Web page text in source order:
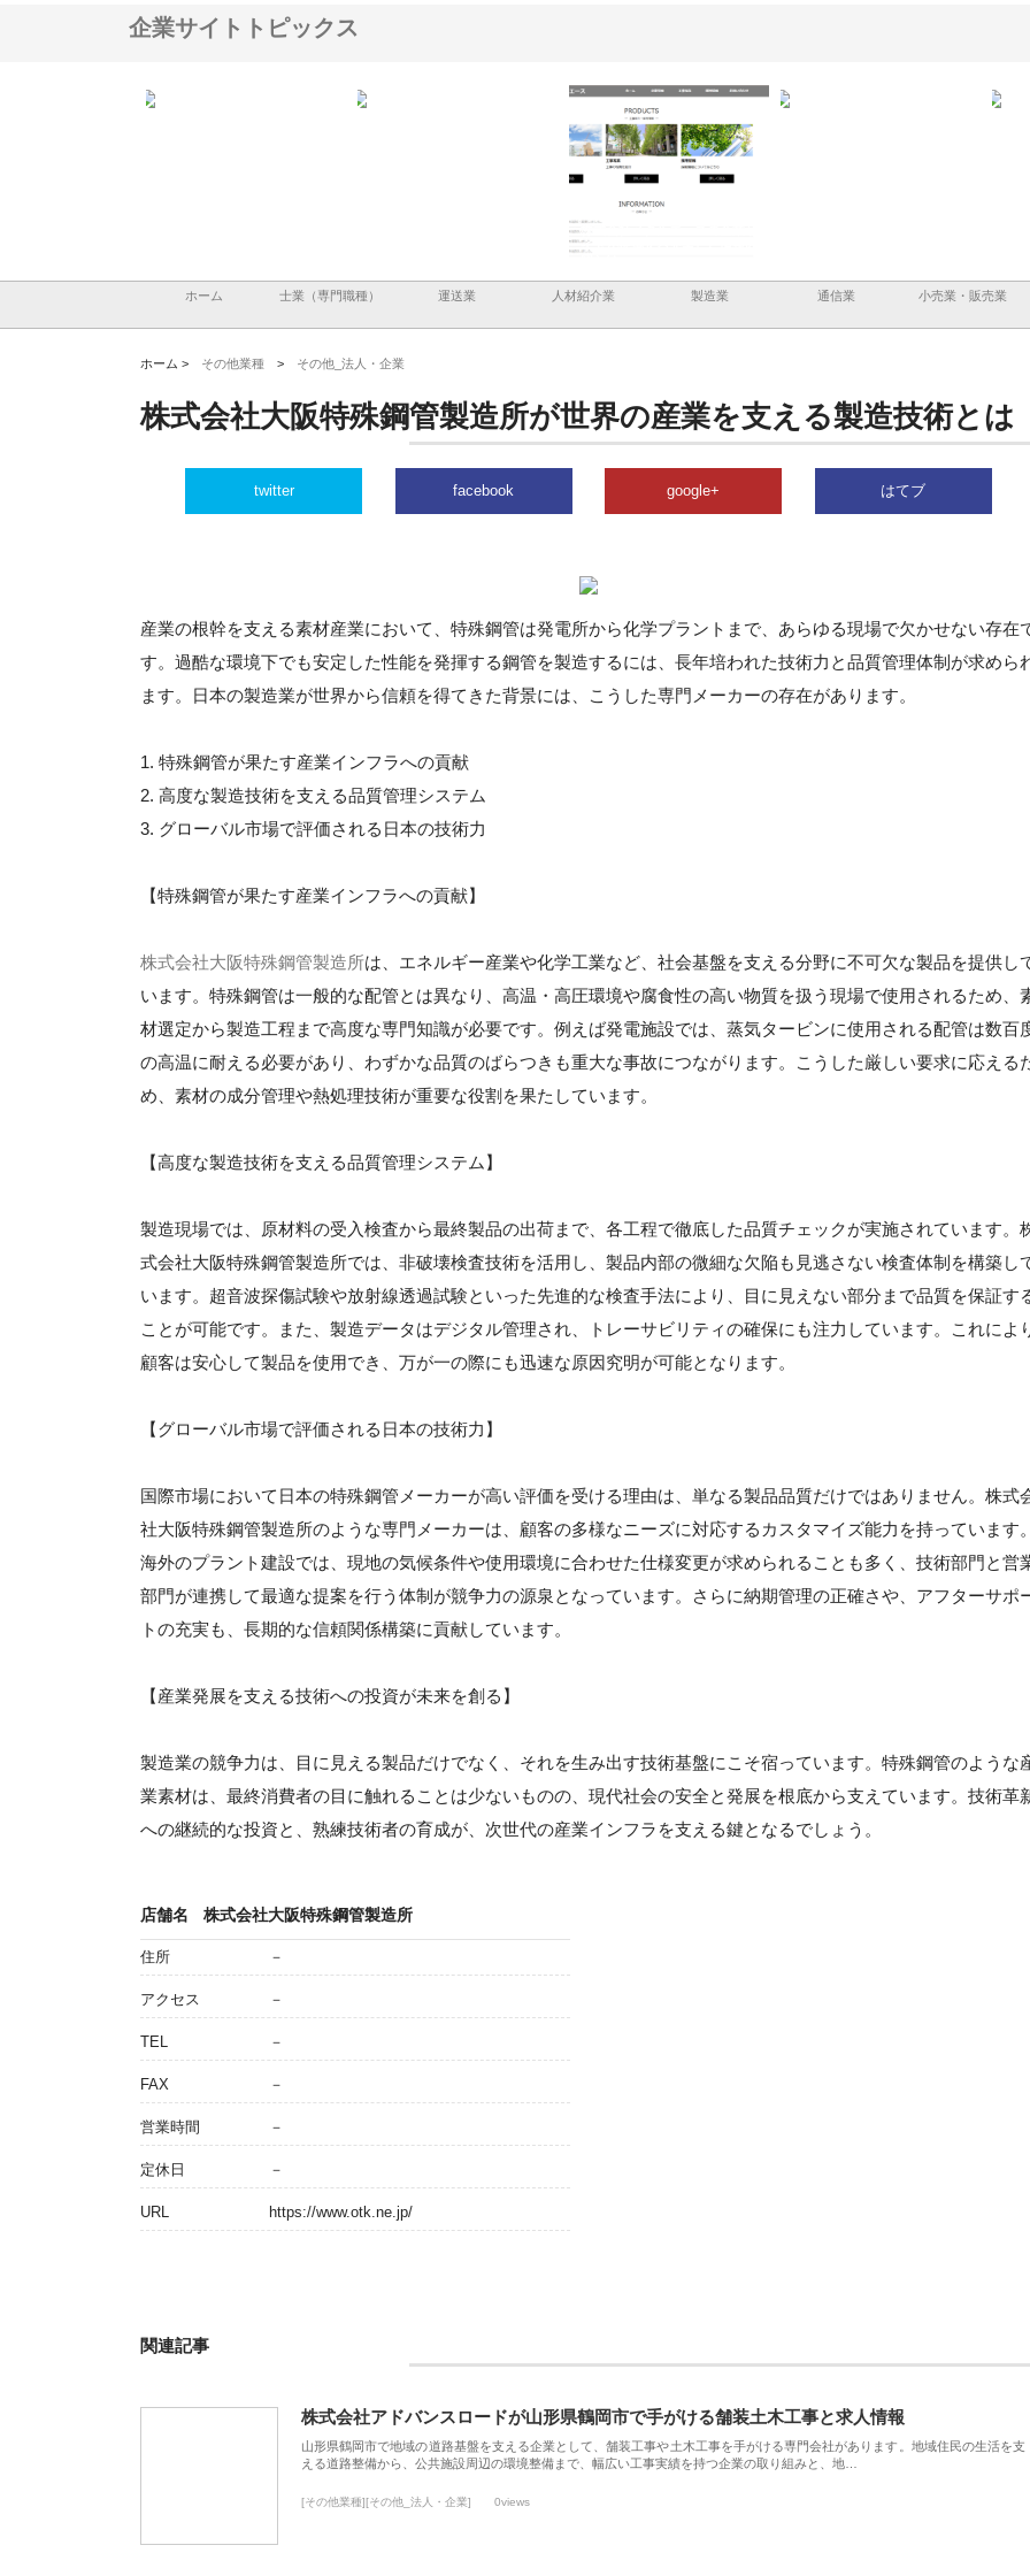
企業サイトトピックス
イトが提供する充実した情報内
ホーム 士業（専門職種） 運送業 人材紹介業 製造業 通信業 小売業・販売業
ホーム > その他業種 > その他_法人・企業
株式会社大阪特殊鋼管製造所が世界の産業を支える製造技術とは
twitter facebook google+ はてブ
産業の根幹を支える素材産業において、特殊鋼管は発電所から化学プラントまで、あらゆる現場で欠かせない存在
す。過酷な環境下でも安定した性能を発揮する鋼管を製造するには、長年培われた技術力と品質管理体制が求めら
ます。日本の製造業が世界から信頼を得てきた背景には、こうした専門メーカーの存在があります。
1. 特殊鋼管が果たす産業インフラへの貢献
2. 高度な製造技術を支える品質管理システム
3. グローバル市場で評価される日本の技術力
【特殊鋼管が果たす産業インフラへの貢献】
株式会社大阪特殊鋼管製造所は、エネルギー産業や化学工業など、社会基盤を支える分野に不可欠な製品を提供し
います。特殊鋼管は一般的な配管とは異なり、高温・高圧環境や腐食性の高い物質を扱う現場で使用されるため、
材選定から製造工程まで高度な専門知識が必要です。例えば発電施設では、蒸気タービンに使用される配管は数百
の高温に耐える必要があり、わずかな品質のばらつきも重大な事故につながります。こうした厳しい要求に応える
め、素材の成分管理や熱処理技術が重要な役割を果たしています。
【高度な製造技術を支える品質管理システム】
製造現場では、原材料の受入検査から最終製品の出荷まで、各工程で徹底した品質チェックが実施されています。
式会社大阪特殊鋼管製造所では、非破壊検査技術を活用し、製品内部の微細な欠陥も見逃さない検査体制を構築し
います。超音波探傷試験や放射線透過試験といった先進的な検査手法により、目に見えない部分まで品質を保証す
ことが可能です。また、製造データはデジタル管理され、トレーサビリティの確保にも注力しています。これによ
顧客は安心して製品を使用でき、万が一の際にも迅速な原因究明が可能となります。
【グローバル市場で評価される日本の技術力】
国際市場において日本の特殊鋼管メーカーが高い評価を受ける理由は、単なる製品品質だけではありません。株式
社大阪特殊鋼管製造所のような専門メーカーは、顧客の多様なニーズに対応するカスタマイズ能力を持っています。
海外のプラント建設では、現地の気候条件や使用環境に合わせた仕様変更が求められることも多く、技術部門と営
部門が連携して最適な提案を行う体制が競争力の源泉となっています。さらに納期管理の正確さや、アフターサポ
トの充実も、長期的な信頼関係構築に貢献しています。
【産業発展を支える技術への投資が未来を創る】
製造業の競争力は、目に見える製品だけでなく、それを生み出す技術基盤にこそ宿っています。特殊鋼管のような
業素材は、最終消費者の目に触れることは少ないものの、現代社会の安全と発展を根底から支えています。技術革
への継続的な投資と、熟練技術者の育成が、次世代の産業インフラを支える鍵となるでしょう。
店舗名 株式会社大阪特殊鋼管製造所
住所 －
アクセス －
TEL －
FAX －
営業時間 －
定休日 －
URL https://www.otk.ne.jp/
関連記事
株式会社アドバンスロードが山形県鶴岡市で手がける舗装土木工事と求人情報
山形県鶴岡市で地域の道路基盤を支える企業として、舗装工事や土木工事を手がける専門会社があります。地域住民の生活を支
える道路整備から、公共施設周辺の環境整備まで、幅広い工事実績を持つ企業の取り組みと、地…
[その他業種][その他_法人・企業] 0views